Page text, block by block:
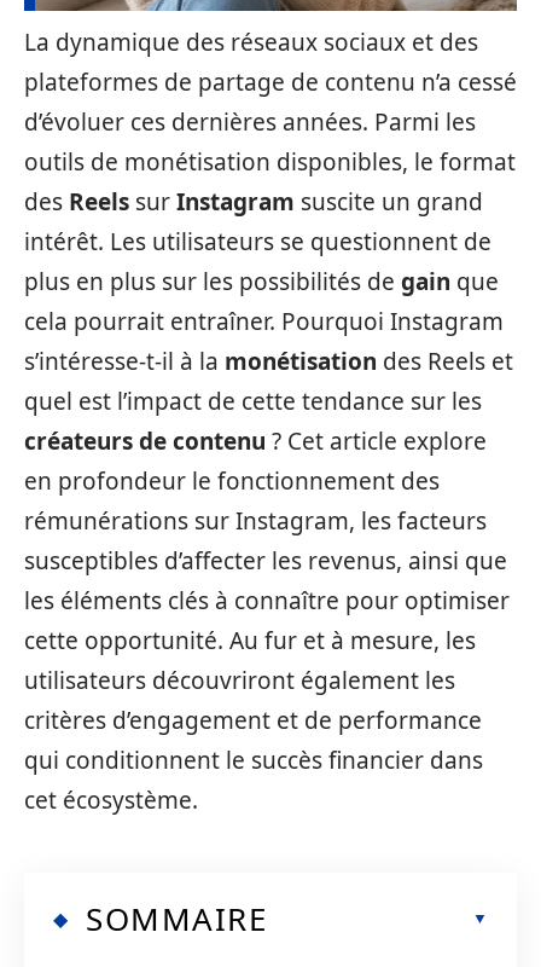
La dynamique des réseaux sociaux et des
plateformes de partage de contenu n’a cessé
d’évoluer ces dernières années. Parmi les
outils de monétisation disponibles, le format
des Reels surInstagram suscite un grand
intérêt. Les utilisateurs se questionnent de
plus en plus sur les possibilités de gain que
cela pourrait entraîner. Pourquoi Instagram
s’intéresse-t-il à la monétisation des Reels et
quel est l’impact de cette tendance sur les
créateurs de contenu ? Cet article explore
en profondeur le fonctionnement des
rémunérations sur Instagram, les facteurs
susceptibles d’affecter les revenus, ainsi que
les éléments clés à connaître pour optimiser
cette opportunité. Au fur et à mesure, les
utilisateurs découvriront également les
critères d’engagement et de performance
qui conditionnent le succès financier dans
cet écosystème.
SOMMAIRE